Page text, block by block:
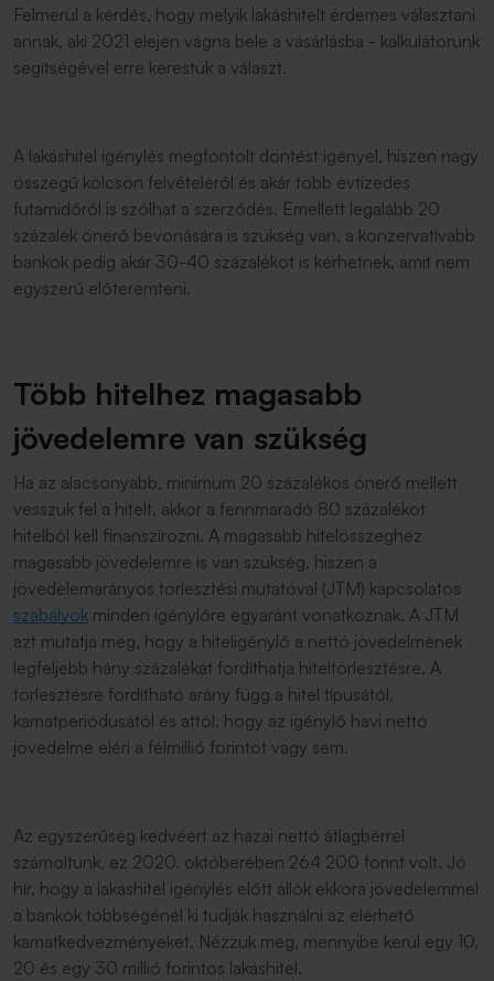
Felmerül a kérdés, hogy melyik lakáshitelt érdemes választani
annak, aki 2021 elején vágna bele a vásárlásba - kalkulátorunk
segítségével erre kerestük a választ.
A lakáshitel igénylés megfontolt döntést igényel, hiszen nagy
összegű kölcsön felvételéről és akár több évtizedes
futamidőről is szólhat a szerződés. Emellett legalább 20
százalék önerő bevonására is szükség van, a konzervatívabb
bankok pedig akár 30-40 százalékot is kérhetnek, amit nem
egyszerű előteremteni.
Több hitelhez magasabb
jövedelemre van szükség
Ha az alacsonyabb, minimum 20 százalékos önerő mellett
vesszük fel a hitelt, akkor a fennmaradó 80 százalékot
hitelből kell finanszírozni. A magasabb hitelösszeghez
magasabb jövedelemre is van szükség, hiszen a
jövedelemarányos törlesztési mutatóval (JTM) kapcsolatos
szabályok minden igénylőre egyaránt vonatkoznak. A JTM
azt mutatja meg, hogy a hiteligénylő a nettó jövedelmének
legfeljebb hány százalékát fordíthatja hiteltörlesztésre. A
törlesztésre fordítható arány függ a hitel típusától,
kamatperiódusától és attól, hogy az igénylő havi nettó
jövedelme eléri a félmillió forintot vagy sem.
Az egyszerűség kedvéért az hazai nettó átlagbérrel
számoltunk, ez 2020. októberében 264 200 forint volt. Jó
hír, hogy a lakáshitel igénylés előtt állók ekkora jövedelemmel
a bankok többségénél ki tudják használni az elérhető
kamatkedvezményeket. Nézzük meg, mennyibe kerül egy 10,
20 és egy 30 millió forintos lakáshitel.